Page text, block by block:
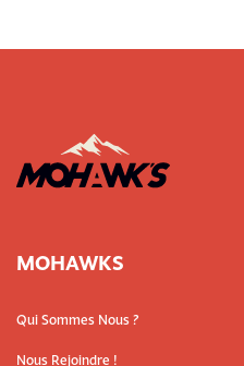
MOHAWKS
Qui Sommes Nous ?
Nous Rejoindre !